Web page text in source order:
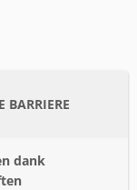
dank